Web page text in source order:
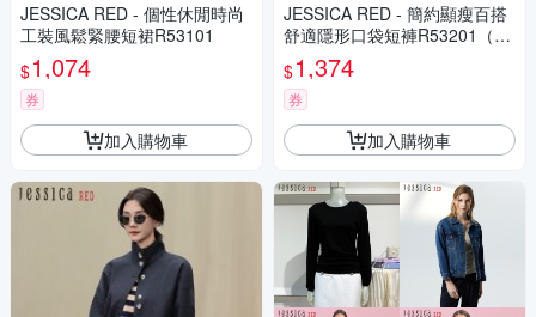
JESSICA RED - 個性休閒時尚
工裝風鬆緊腰短裙R53101
$1,074
券
加入購物車
JESSICA RED - 簡約顯瘦百搭
舒適隱形口袋短褲R53201（藏
藍）
$1,374
券
加入購物車